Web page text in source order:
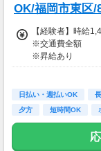
OK/福岡市東区/
【経験者】時給
※交通費全額
※昇給あり
◎日勤／経験者の
・日収(1,400*8)円
日払い・週払いOK
夕方
短時間OK